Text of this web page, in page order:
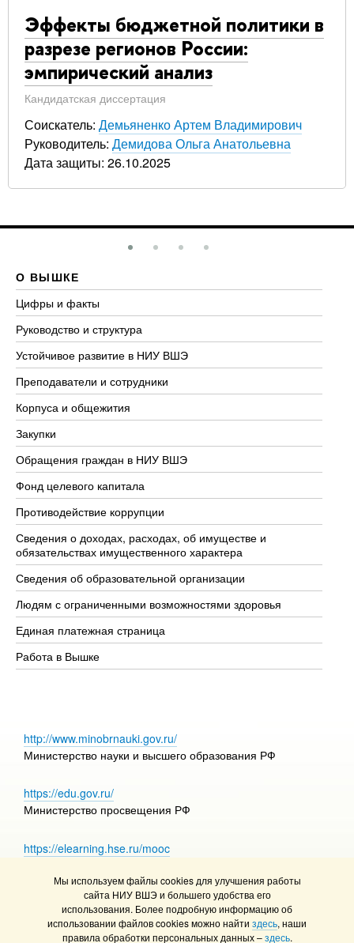
Мы используем файлы cookies для улучшения работы
сайта НИУ ВШЭ и большего удобства его
использования. Более подробную информацию об
использовании файлов cookies можно найти здесь, наши
правила обработки персональных данных –здесь.
Эффекты бюджетной политики в
разрезе регионов России:
эмпирический анализ
Кандидатская диссертация
Соискатель: Демьяненко Артем Владимирович
Руководитель: Демидова Ольга Анатольевна
Дата защиты: 26.10.2025
О ВЫШКЕ
Цифры и факты
Руководство и структура
Устойчивое развитие в НИУ ВШЭ
Преподаватели и сотрудники
Корпуса и общежития
Закупки
Обращения граждан в НИУ ВШЭ
Фонд целевого капитала
Противодействие коррупции
Сведения о доходах, расходах, об имуществе и
обязательствах имущественного характера
Сведения об образовательной организации
Людям с ограниченными возможностями здоровья
Единая платежная страница
Работа в Вышке
http://www.minobrnauki.gov.ru/
Министерство науки и высшего образования РФ
https://edu.gov.ru/
Министерство просвещения РФ
https://elearning.hse.ru/mooc
© НИУ ВШЭ 1993–2026
Адреса и контакты